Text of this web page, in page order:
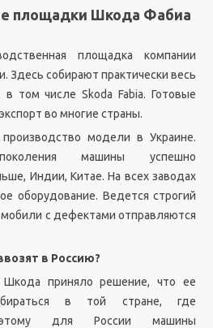
площадки Шкода Фабиа
площадка компании
Здесь собирают практически весь
том числе Skoda Fabia. Готовые
во многие страны.
модели в Украине.
машины успешно
Индии, Китае. На всех заводах
оборудование. Ведется строгий
с дефектами отправляются
в Россию?
Шкода приняло решение, что ее
в той стране, где
для России машины